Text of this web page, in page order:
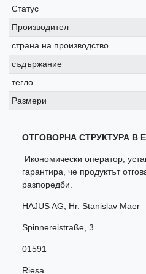
Статус
Производител
страна на производство
съдържание
тегло
Размери
ОТГОВОРНА СТРУКТУРА В
Икономически оператор,
гарантира, че продуктът
разпоредби.
HAJUS AG; Hr. Stanislav Maer
Spinnereistraße 3
01591
Riesa